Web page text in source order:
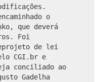
o
que deverá
Foi
de lei
CGI.br e
conciliado ao
Gadelha